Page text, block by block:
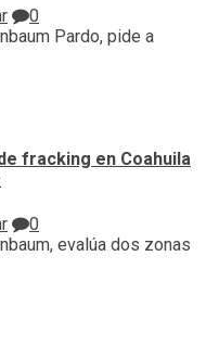
0
Pardo, pide a
fracking en Coahuila
0
evalúa ⁠dos zonas